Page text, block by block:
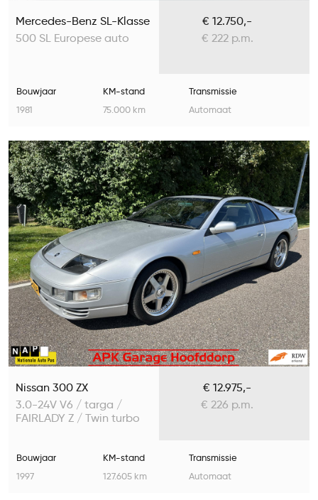
Mercedes-Benz SL-Klasse
500 SL Europese auto
€ 12.750,-
€ 222 p.m.
Bouwjaar
1981
KM-stand
75.000 km
Transmissie
Automaat
Nissan 300 ZX
3.0-24V V6 / targa /
FAIRLADY Z / Twin turbo
€ 12.975,-
€ 226 p.m.
Bouwjaar
1997
KM-stand
127.605 km
Transmissie
Automaat